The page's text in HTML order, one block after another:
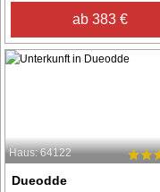
ab 383 €
Haus: 64122
Dueodde